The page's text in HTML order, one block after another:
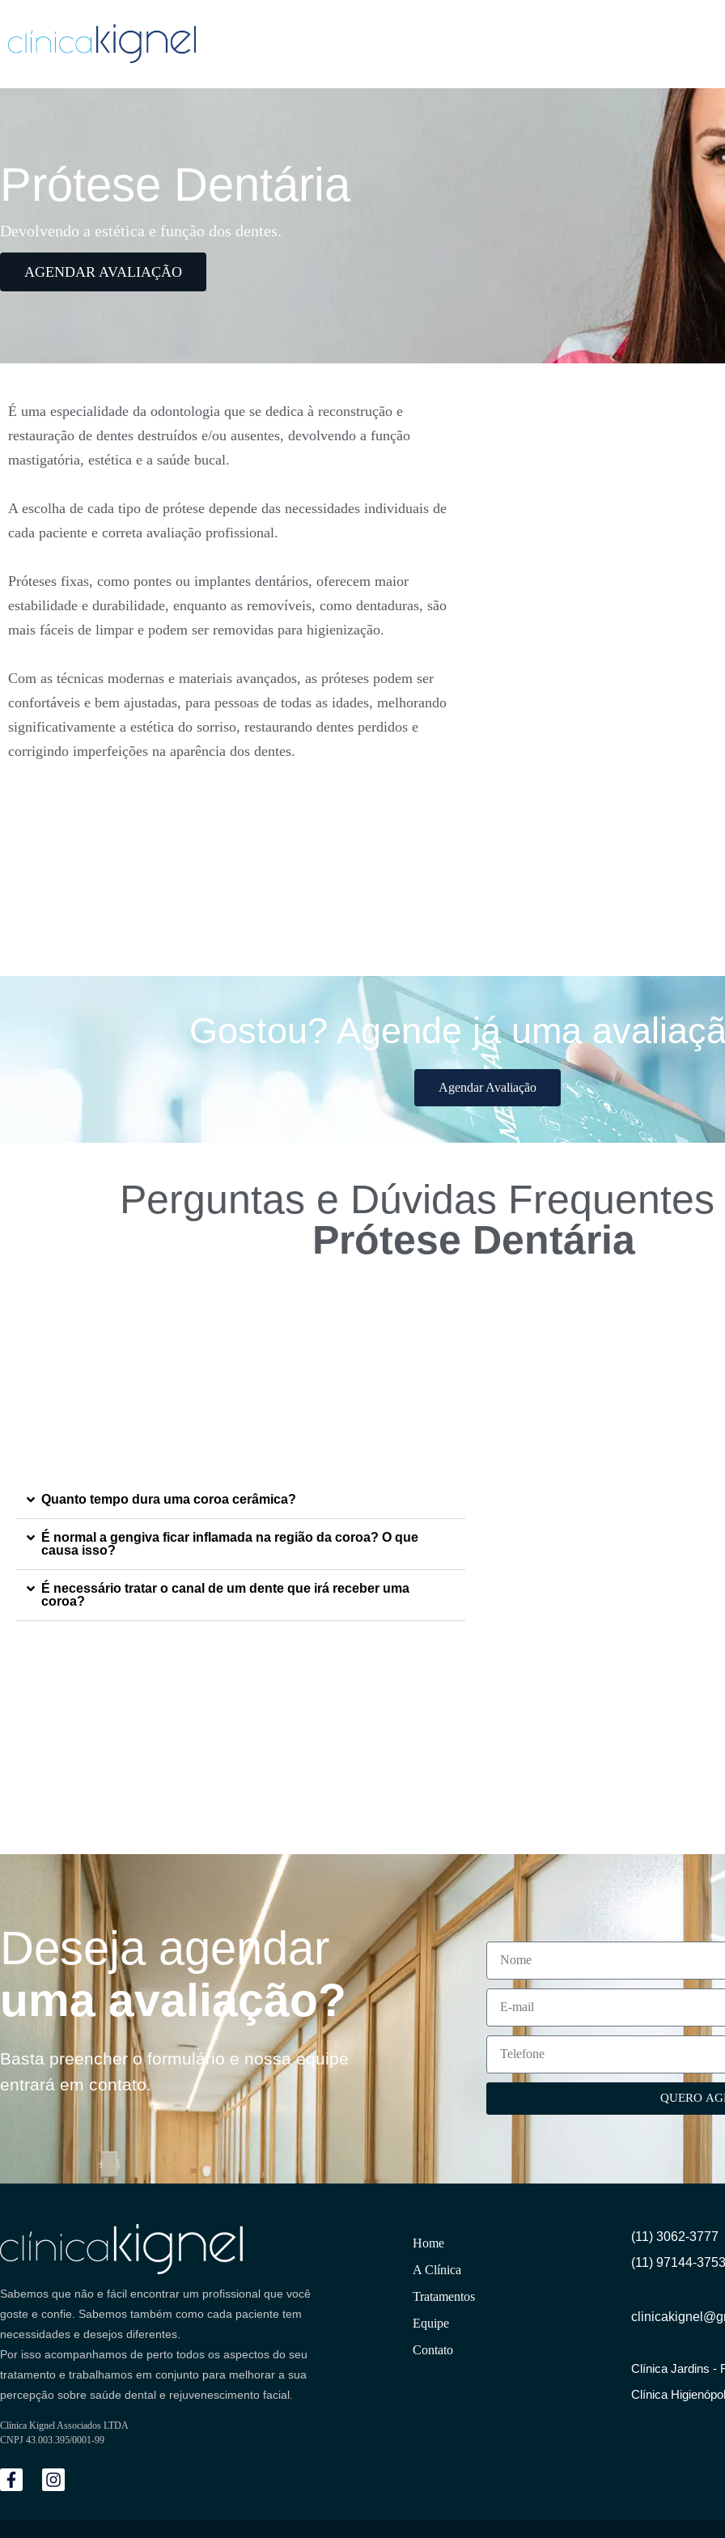
Prótese Dentária
Devolvendo a estética e função dos dentes.
AGENDAR AVALIAÇÃO
É uma especialidade da odontologia que se dedica à reconstrução e
restauração de dentes destruídos e/ou ausentes, devolvendo a função
mastigatória, estética e a saúde bucal.
A escolha de cada tipo de prótese depende das necessidades individuais de
cada paciente e correta avaliação profissional.
Próteses fixas, como pontes ou implantes dentários, oferecem maior
estabilidade e durabilidade, enquanto as removíveis, como dentaduras, são
mais fáceis de limpar e podem ser removidas para higienização.
Com as técnicas modernas e materiais avançados, as próteses podem ser
confortáveis e bem ajustadas, para pessoas de todas as idades, melhorando
significativamente a estética do sorriso, restaurando dentes perdidos e
corrigindo imperfeições na aparência dos dentes.
Gostou? Agende já uma
Agendar Avaliação
Perguntas e Dúvidas
Prótese Dentária
Quanto tempo dura uma coroa cerâmica?
É normal a gengiva ficar inflamada na região da coroa? O que
causa isso?
É necessário tratar o canal de um dente que irá receber uma
coroa?
Deseja agendar
uma avaliação?
Basta preencher o formulário e nossa equipe
entrará em contato.
QUERO
Sabemos que não e fácil encontrar um profissional que você
goste e confie. Sabemos também como cada paciente tem
necessidades e desejos diferentes.
Por isso acompanhamos de perto todos os aspectos do seu
tratamento e trabalhamos em conjunto para melhorar a sua
percepção sobre saúde dental e rejuvenescimento facial.
Clínica Kignel Associados LTDA
CNPJ 43.003.395/0001-99
Home
A Clínica
Tratamentos
Equipe
Contato
(11) 3062-3777
(11) 97144-3753
Clínica Jardins -
Clínica